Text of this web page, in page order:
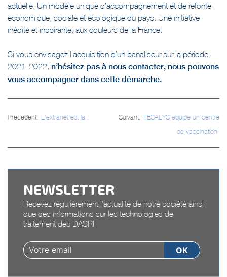
actuelle. Un modèle unique d’accompagnement et de refonte
économique, sociale et écologique du pays. Une initiative
inédite et inspirante, aux couleurs de la France.
Si vous envisagez l’acquisition d’un banaliseur sur la période
2021-2022, n’hésitez pas à nous contacter, nous pouvons
vous accompagner dans cette démarche.
l’article
Précédent: L’extranet est là ! Suivant: TESALYS équipe un centre
de vaccination
NEWSLETTER
Recevez régulièrement l’actualité de notre société ainsi
que des informations sur les technologies de
traitement des DASRI